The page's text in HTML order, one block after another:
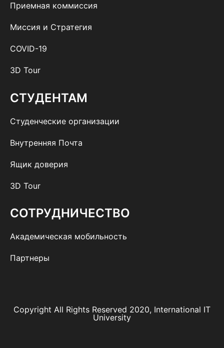
Приемная коммиссия
Миссия и Стратегия
COVID-19
3D Tour
СТУДЕНТАМ
Студенческие организации
Внутренняя Почта
Ящик доверия
3D Tour
СОТРУДНИЧЕСТВО
Академическая мобильность
Партнеры
Copyright All Rights Reserved 2020, International IT
University